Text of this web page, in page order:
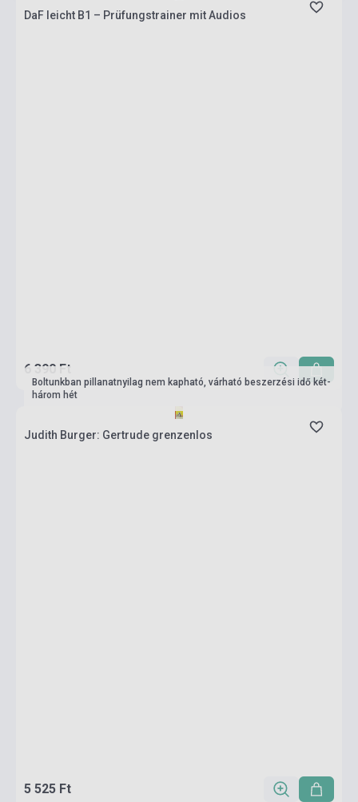
DaF leicht B1 – Prüfungstrainer mit Audios
6 390 Ft
Boltunkban pillanatnyilag nem kapható, várható beszerzési idő két-
három hét
Judith Burger: Gertrude grenzenlos
5 525 Ft